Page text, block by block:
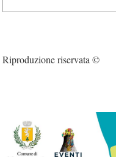
Riproduzione riservata ©